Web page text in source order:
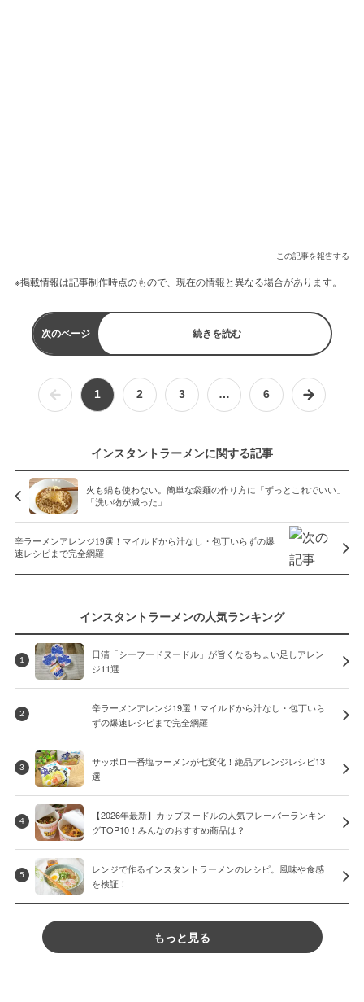
この記事を報告する
※掲載情報は記事制作時点のもので、現在の情報と異なる場合があります。
次のページ 続きを読む
1 2 3 … 6
インスタントラーメンに関する記事
火も鍋も使わない。簡単な袋麺の作り方に「ずっとこれでいい」
「洗い物が減った」
辛ラーメンアレンジ19選！マイルドから汁なし・包丁いらずの爆
速レシピまで完全網羅
インスタントラーメンの人気ランキング
1
日清「シーフードヌードル」が旨くなるちょい足しアレン
ジ11選
2
辛ラーメンアレンジ19選！マイルドから汁なし・包丁いら
ずの爆速レシピまで完全網羅
3
サッポロ一番塩ラーメンが七変化！絶品アレンジレシピ13
選
4
【2026年最新】カップヌードルの人気フレーバーランキン
グTOP10！みんなのおすすめ商品は？
5
レンジで作るインスタントラーメンのレシピ。風味や食感
を検証！
もっと見る